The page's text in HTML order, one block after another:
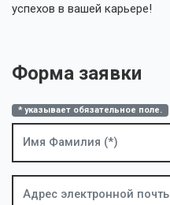
успехов в вашей карьере!
Форма заявки
* указывает обязательное поле.